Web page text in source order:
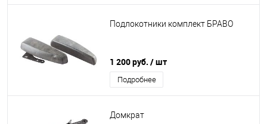
Подлокотники комплект БРАВО
1 200 руб. / шт
Подробнее
Домкрат